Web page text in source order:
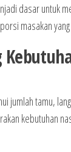
dasar untuk
masakan
jumlah tamu,
kebutuhan